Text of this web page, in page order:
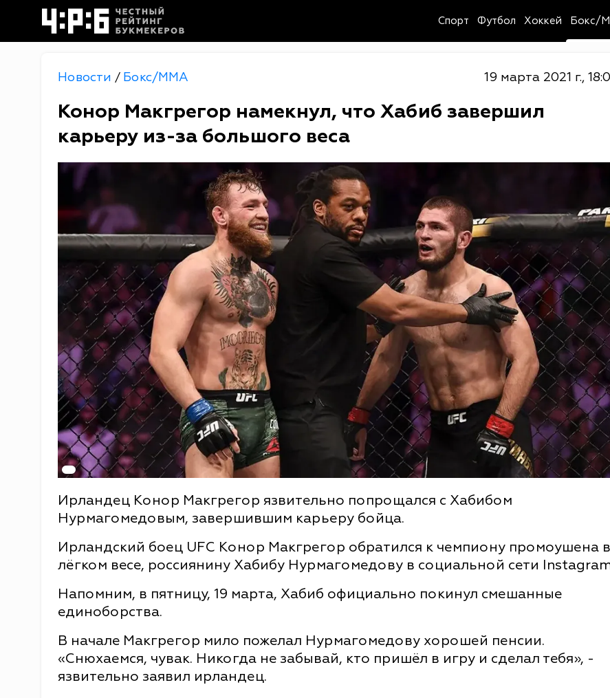
Спорт Футбол Хоккей Бокс/
Новости / Бокс/MMA 19 марта 2021 г.,
Конор Макгрегор намекнул, что Хабиб завершил
карьеру из-за большого веса
Ирландец Конор Макгрегор язвительно попрощался с Хабибом
Нурмагомедовым, завершившим карьеру бойца.
Ирландский боец UFC Конор Макгрегор обратился к чемпиону промоушена в
лёгком весе, россиянину Хабибу Нурмагомедову в социальной сети
Напомним, в пятницу, 19 марта, Хабиб официально покинул смешанные
единоборства.
В начале Макгрегор мило пожелал Нурмагомедову хорошей пенсии.
«Снюхаемся, чувак. Никогда не забывай, кто пришёл в игру и сделал тебя», -
язвительно заявил ирландец.